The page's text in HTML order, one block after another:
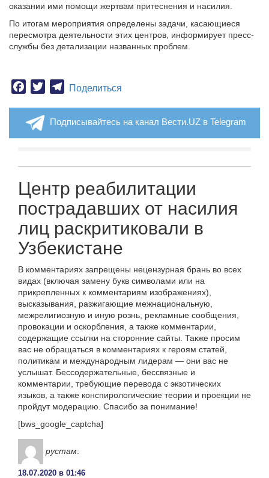
оказании ими помощи жертвам притеснения и насилия.
По итогам мероприятия определены задачи, касающиеся
пересмотра деятельности этих центров, информирует пресс-
службы без детализации названных проблем.
Facebook
TwitterTelegram
Поделиться
Подписывайтесь на канал Вести.UZ в Telegram
Центр реабилитации
пострадавших от насилия
лиц раскритиковали в
Узбекистане
В комментариях запрещены нецензурная брань во всех
видах (включая замену букв символами или на
прикрепленных к комментариям изображениях),
высказывания, разжигающие межнациональную,
межрелигиозную и иную рознь, рекламные сообщения,
провокации и оскорбления, а также комментарии,
содержащие ссылки на сторонние сайты. Также просим
вас не обращаться в комментариях к героям статей,
политикам и международным лидерам — они вас не
услышат. Бессодержательные, бессвязные и
комментарии, требующие перевода с экзотических
языков, а также конспирологические теории и проекции не
пройдут модерацию. Спасибо за понимание!
[bws_google_captcha]
рустам:
18.07.2020 в 01:46